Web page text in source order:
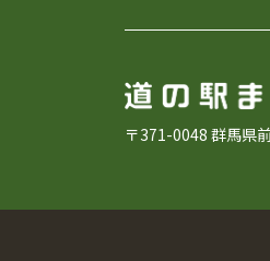
〒371-0048 群馬県